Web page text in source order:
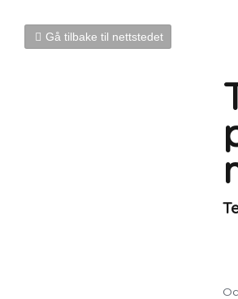
Gå tilbake til nettstedet